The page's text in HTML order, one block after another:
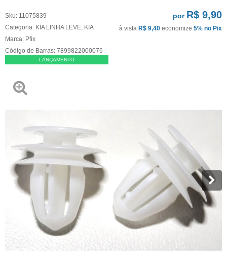
Sku: 11075839
Categoria: KIA LINHA LEVE KIA
Marca: Pfix
Código de Barras: 7899822000076
LANÇAMENTO
por R$ 9,90
à vista R$ 9,40 economize 5% no Pix